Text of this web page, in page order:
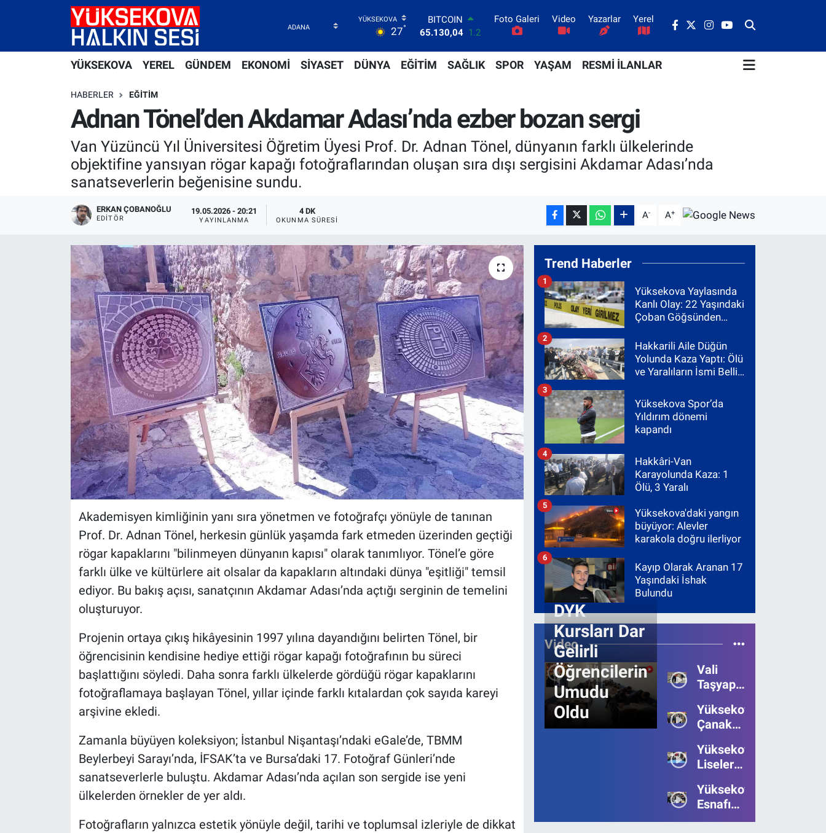
27°
DOLAR
47,7106 0.17
55,1652 0.27
STERLİN
6618.49
BİST100
BITCOIN
65.130,04
1.2
Foto Galeri Video Yazarlar Yerel
YÜKSEKOVA YEREL GÜNDEM EKONOMİ SİYASET DÜNYA EĞİTİM SAĞLIK SPOR YAŞAM RESMİ İLANLAR
HABERLER EĞITIM
Adnan Tönel’den Akdamar Adası’nda ezber bozan sergi
Van Yüzüncü Yıl Üniversitesi Öğretim Üyesi Prof. Dr. Adnan Tönel, dünyanın farklı ülkelerinde
objektifine yansıyan rögar kapağı fotoğraflarından oluşan sıra dışı sergisini Akdamar Adası’nda
sanatseverlerin beğenisine sundu.
ERKAN ÇOBANOĞLU
EDITÖR
19.05.2026 - 20:21
YAYINLANMA
4 DK
OKUNMA SÜRESI A- A+
Akademisyen kimliğinin yanı sıra yönetmen ve fotoğrafçı yönüyle de tanınan
Prof. Dr. Adnan Tönel, herkesin günlük yaşamda fark etmeden üzerinden geçtiği
rögar kapaklarını "bilinmeyen dünyanın kapısı" olarak tanımlıyor. Tönel’e göre
farklı ülke ve kültürlere ait olsalar da kapakların altındaki dünya "eşitliği" temsil
ediyor. Bu bakış açısı, sanatçının Akdamar Adası’nda açtığı serginin de temelini
oluşturuyor.
Projenin ortaya çıkış hikâyesinin 1997 yılına dayandığını belirten Tönel, bir
öğrencisinin kendisine hediye ettiği rögar kapağı fotoğrafının bu süreci
başlattığını söyledi. Daha sonra farklı ülkelerde gördüğü rögar kapaklarını
fotoğraflamaya başlayan Tönel, yıllar içinde farklı kıtalardan çok sayıda kareyi
arşivine ekledi.
Zamanla büyüyen koleksiyon; İstanbul Nişantaşı’ndaki eGale’de, TBMM
Beylerbeyi Sarayı’nda, İFSAK’ta ve Bursa’daki 17. Fotoğraf Günleri’nde
sanatseverlerle buluştu. Akdamar Adası’nda açılan son sergide ise yeni
ülkelerden örnekler de yer aldı.
Fotoğrafların yalnızca estetik yönüyle değil, tarihi ve toplumsal izleriyle de dikkat
Trend Haberler
Yüksekova Yaylasında
Kanlı Olay: 22 Yaşındaki
Çoban Göğsünden
1
Hakkarili Aile Düğün
Yolunda Kaza Yaptı: Ölü
ve Yaralıların İsmi Belli
2
Yüksekova Spor’da
Yıldırım dönemi
kapandı
3
Hakkâri-Van
Karayolunda Kaza: 1
Ölü, 3 Yaralı
4
Yüksekova'daki yangın
büyüyor: Alevler
karakola doğru ilerliyor
5
Kayıp Olarak Aranan 17
Yaşındaki İshak
Bulundu
6
Video
DYK
Kursları Dar
Gelirli
Öğrencilerin
Umudu
Oldu
Vali
Taşyapan,
Bölgesinde
İncelemelerde
Bulundu
Yüksekova’da
Çanakkale
111.Yılı
Kutlandı
Yüksekova’da
Liseler
Bilgi
Yarışmasının
Birincisi
Yüksekova
Esnafı
Bayrama
Yüksekova Nöbetçi Eczaneler
Yüksekova Trafik Yoğunluk Haritası
Süper Lig Puan Durumu ve Fikstür
Tüm Manşetler
Son Dakika Haberleri